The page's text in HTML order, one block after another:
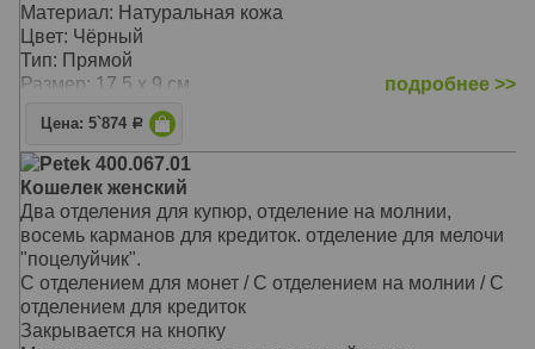
Материал: Натуральная кожа
Цвет: Чёрный
Тип: Прямой
Размер: 17,5 х 9 см
подробнее >>
Цена: 5`874 Р
Petek 400.067.01
Кошелек женский
Два отделения для купюр, отделение на молнии,
восемь карманов для кредиток. отделение для мелочи
"поцелуйчик".
С отделением для монет / С отделением на молнии / С
отделением для кредиток
Закрывается на кнопку